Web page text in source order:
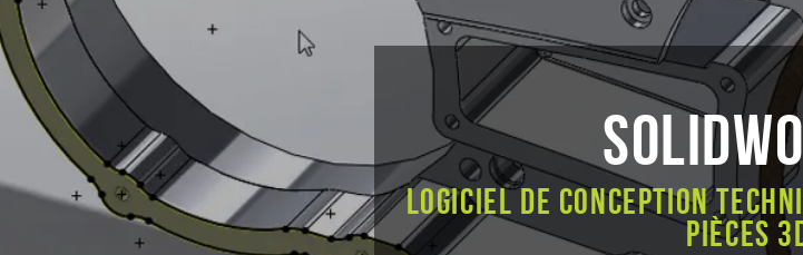
Logiciel de conception
pièces